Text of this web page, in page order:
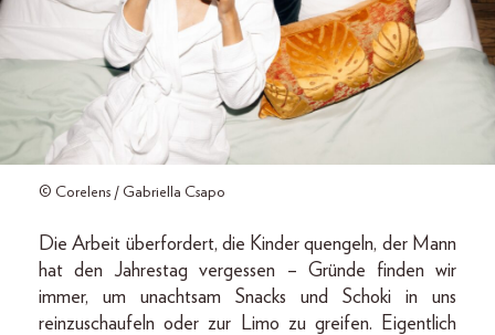
© Corelens / Gabriella Csapo
Die Arbeit überfordert, die Kinder quengeln, der Mann
hat den Jahrestag vergessen – Gründe finden wir
immer, um unachtsam Snacks und Schoki in uns
reinzuschaufeln oder zur Limo zu greifen. Eigentlich